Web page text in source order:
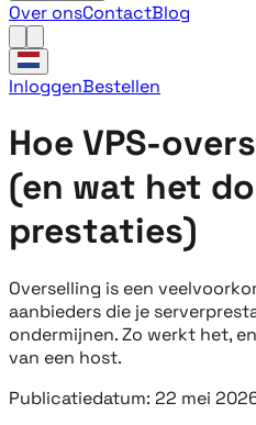
Over onsContactBlog
InloggenBestellen
Hoe VPS-
(en wat het
prestaties)
Overselling is een
aanbieders die je
ondermijnen. Zo werkt het,
van een host.
Publicatiedatum: 22 mei